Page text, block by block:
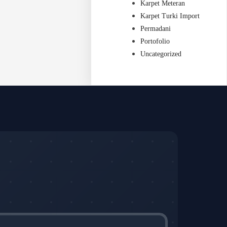
Karpet Meteran
Karpet Turki Import
Permadani
Portofolio
Uncategorized